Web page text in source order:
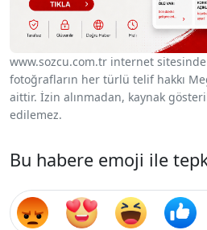
www.sozcu.com.tr internet sitesinde
fotoğrafların her türlü telif hakkı
aittir. İzin alınmadan, kaynak
edilemez.
Bu habere emoji ile